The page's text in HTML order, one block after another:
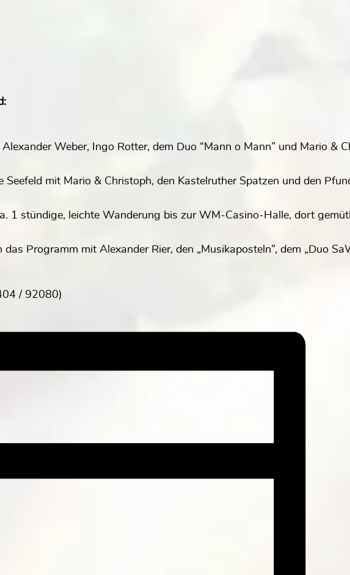
Weber, Ingo Rotter, dem Duo “Mann o Mann” und Mario &
mit Mario & Christoph, den Kastelruther Spatzen und den
1 stündige, leichte Wanderung bis zur WM-Casino-Halle, dort
Programm mit Alexander Rier, den „Musikaposteln”, dem „Duo
/ 92080)